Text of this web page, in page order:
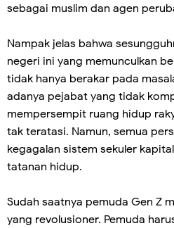
sebagai muslim dan agen
Nampak jelas bahwa
negeri ini yang memunculkan
tidak hanya berakar pada
adanya pejabat yang tidak
mempersempit ruang hidup
tak teratasi. Namun, semua
kegagalan sistem sekuler
tatanan hidup.
Sudah saatnya pemuda Gen Z
yang revolusioner. Pemuda